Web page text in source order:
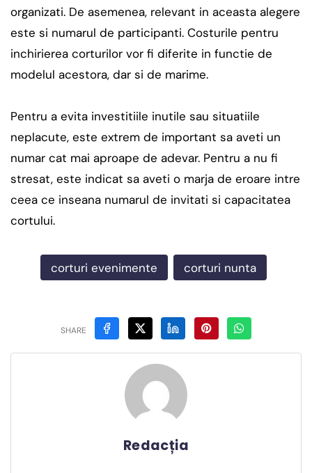
organizati. De asemenea, relevant in aceasta alegere
este si numarul de participanti. Costurile pentru
inchirierea corturilor vor fi diferite in functie de
modelul acestora, dar si de marime.
Pentru a evita investitiile inutile sau situatiile
neplacute, este extrem de important sa aveti un
numar cat mai aproape de adevar. Pentru a nu fi
stresat, este indicat sa aveti o marja de eroare intre
ceea ce inseana numarul de invitati si capacitatea
cortului.
corturi evenimente corturi nunta
SHARE
Redacția